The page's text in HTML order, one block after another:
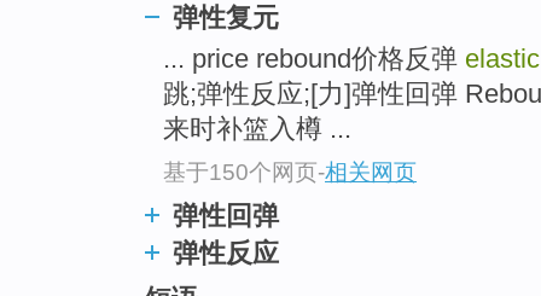
弹性复元
... price rebound价格反弹
跳;弹性反应;[力]弹性回弹
来时补篮入樽 ...
基于150个网页-相关网页
弹性回弹
弹性反应